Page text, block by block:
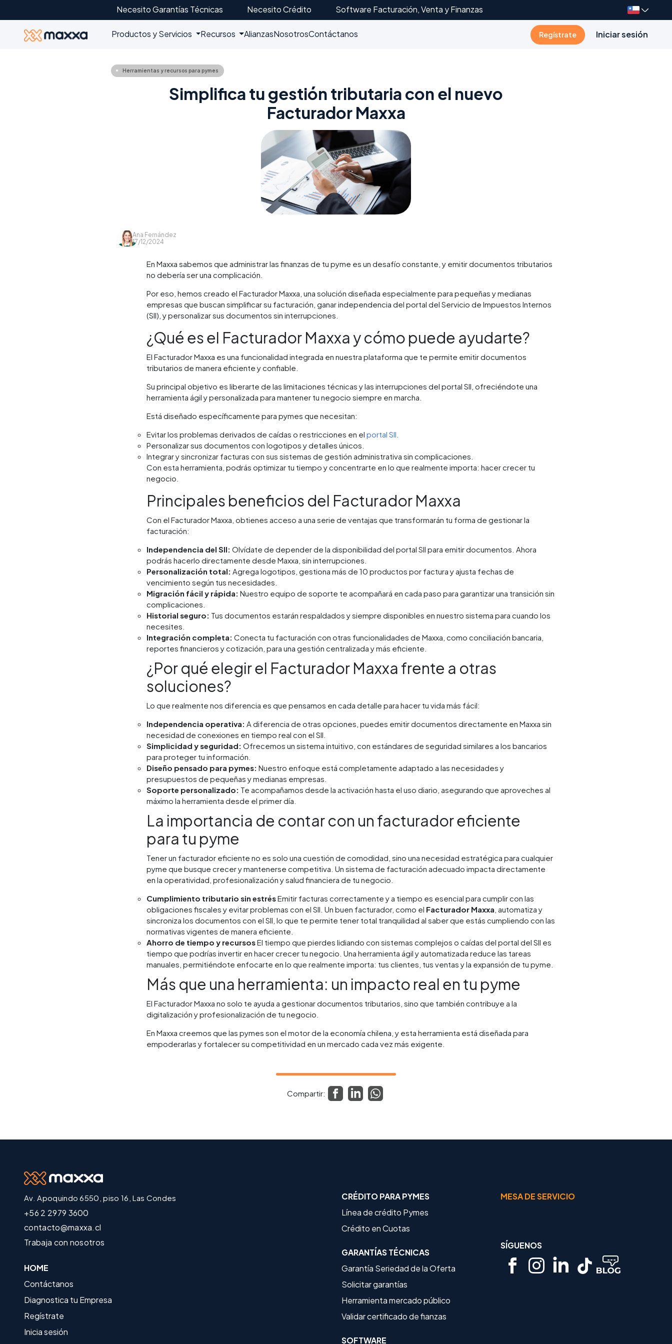
Necesito Garantías Técnicas Necesito Crédito Software Facturación, Venta y Finanzas
Productos y Servicios Recursos AlianzasNosotrosContáctanos Regístrate Iniciar sesión
Herramientas y recursos para pymes
Simplifica tu gestión tributaria con el nuevo
Facturador Maxxa
Ana Fernández
17/12/2024
En Maxxa sabemos que administrar las finanzas de tu pyme es un desafío constante, y emitir documentos tributarios
no debería ser una complicación.
Por eso, hemos creado el Facturador Maxxa, una solución diseñada especialmente para pequeñas y medianas
empresas que buscan simplificar su facturación, ganar independencia del portal del Servicio de Impuestos Internos
(SII), y personalizar sus documentos sin interrupciones.
¿Qué es el Facturador Maxxa y cómo puede ayudarte?
El Facturador Maxxa es una funcionalidad integrada en nuestra plataforma que te permite emitir documentos
tributarios de manera eficiente y confiable.
Su principal objetivo es liberarte de las limitaciones técnicas y las interrupciones del portal SII, ofreciéndote una
herramienta ágil y personalizada para mantener tu negocio siempre en marcha.
Está diseñado específicamente para pymes que necesitan:
Evitar los problemas derivados de caídas o restricciones en elportal SII.
Personalizar sus documentos con logotipos y detalles únicos.
Integrar y sincronizar facturas con sus sistemas de gestión administrativa sin complicaciones.
Con esta herramienta, podrás optimizar tu tiempo y concentrarte en lo que realmente importa: hacer crecer tu
negocio.
Principales beneficios del Facturador Maxxa
Con el Facturador Maxxa, obtienes acceso a una serie de ventajas que transformarán tu forma de gestionar la
facturación:
Independencia del SII: Olvídate de depender de la disponibilidad del portal SII para emitir documentos. Ahora
podrás hacerlo directamente desde Maxxa, sin interrupciones.
Personalización total: Agrega logotipos, gestiona más de 10 productos por factura y ajusta fechas de
vencimiento según tus necesidades.
Migración fácil y rápida: Nuestro equipo de soporte te acompañará en cada paso para garantizar una transición sin
complicaciones.
Historial seguro: Tus documentos estarán respaldados y siempre disponibles en nuestro sistema para cuando los
necesites.
Integración completa: Conecta tu facturación con otras funcionalidades de Maxxa, como conciliación bancaria,
reportes financieros y cotización, para una gestión centralizada y más eficiente.
¿Por qué elegir el Facturador Maxxa frente a otras
soluciones?
Lo que realmente nos diferencia es que pensamos en cada detalle para hacer tu vida más fácil:
Independencia operativa: A diferencia de otras opciones, puedes emitir documentos directamente en Maxxa sin
necesidad de conexiones en tiempo real con el SII.
Simplicidad y seguridad: Ofrecemos un sistema intuitivo, con estándares de seguridad similares a los bancarios
para proteger tu información.
Diseño pensado para pymes: Nuestro enfoque está completamente adaptado a las necesidades y
presupuestos de pequeñas y medianas empresas.
Soporte personalizado: Te acompañamos desde la activación hasta el uso diario, asegurando que aproveches al
máximo la herramienta desde el primer día.
La importancia de contar con un facturador eficiente
para tu pyme
Tener un facturador eficiente no es solo una cuestión de comodidad, sino una necesidad estratégica para cualquier
pyme que busque crecer y mantenerse competitiva. Un sistema de facturación adecuado impacta directamente
en la operatividad, profesionalización y salud financiera de tu negocio.
Cumplimiento tributario sin estrésEmitir facturas correctamente y a tiempo es esencial para cumplir con las
obligaciones fiscales y evitar problemas con el SII. Un buen facturador, como el Facturador Maxxa , automatiza y
sincroniza los documentos con el SII, lo que te permite tener total tranquilidad al saber que estás cumpliendo con las
normativas vigentes de manera eficiente.
Ahorro de tiempo y recursosEl tiempo que pierdes lidiando con sistemas complejos o caídas del portal del SII es
tiempo que podrías invertir en hacer crecer tu negocio. Una herramienta ágil y automatizada reduce las tareas
manuales, permitiéndote enfocarte en lo que realmente importa: tus clientes, tus ventas y la expansión de tu pyme.
Más que una herramienta: un impacto real en tu pyme
El Facturador Maxxa no solo te ayuda a gestionar documentos tributarios, sino que también contribuye a la
digitalización y profesionalización de tu negocio.
En Maxxa creemos que las pymes son el motor de la economía chilena, y esta herramienta está diseñada para
empoderarlas y fortalecer su competitividad en un mercado cada vez más exigente.
Compartir:
Av. Apoquindo 6550, piso 16, Las Condes
+56 2 2979 3600
contacto@maxxa.cl
Trabaja con nosotros
HOME
Contáctanos
Diagnostica tu Empresa
Regístrate
Inicia sesión
CRÉDITO PARA PYMES
Línea de crédito Pymes
Crédito en Cuotas
GARANTÍAS TÉCNICAS
Garantía Seriedad de la Oferta
Solicitar garantías
Herramienta mercado público
Validar certificado de fianzas
SOFTWARE
MESA DE SERVICIO
SÍGUENOS